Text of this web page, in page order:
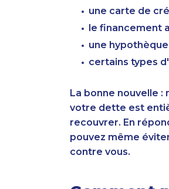
une carte de
le financement
une
certains types
La bonne nouvelle
votre dette est
recouvrer. En
pouvez même
contre vous.